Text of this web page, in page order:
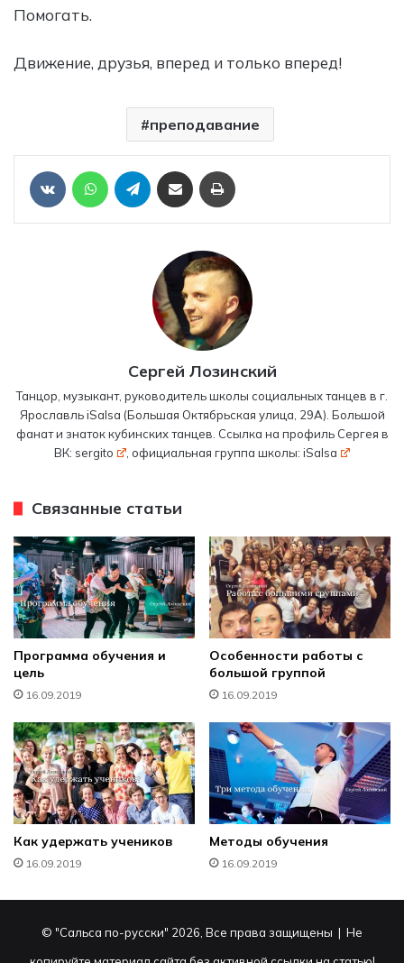
Помогать.
Движение, друзья, вперед и только вперед!
преподавание
VKontakte WhatsApp Telegram
Сергей Лозинский
Танцор, музыкант, руководитель школы социальных танцев в г.
Ярославль iSalsa (Большая Октябрьская улица, 29А). Большой
фанат и знаток кубинских танцев. Ссылка на профиль Сергея в
ВК: sergito , официальная группа школы: iSalsa
Связанные статьи
Программа обучения и
цель
16.09.2019
Особенности работы с
большой группой
16.09.2019
Как удержать учеников
16.09.2019
Методы обучения
16.09.2019
© "Сальса по-русски" 2026, Все права защищены | Не